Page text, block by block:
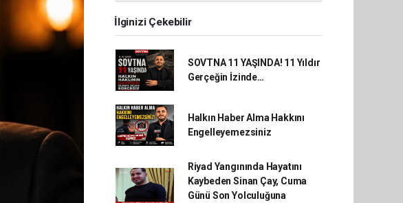
İlginizi Çekebilir
SOVTNA 11 YAŞINDA! 11 Yıldır
Gerçeğin İzinde…
Halkın Haber Alma Hakkını
Engelleyemezsiniz
Riyad Yangınında Hayatını
Kaybeden Sinan Çay, Cuma
Günü Son Yolculuğuna